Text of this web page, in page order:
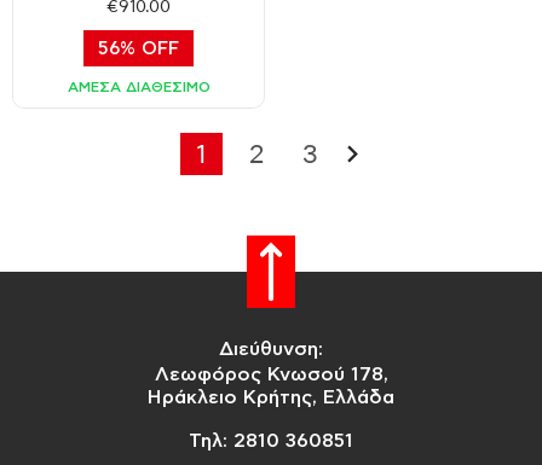
€910.00
56% OFF
ΑΜΕΣΑ ΔΙΑΘΕΣΙΜΟ
1 2 3
Διεύθυνση:
Λεωφόρος Κνωσού 178,
Ηράκλειο Κρήτης, Ελλάδα
Τηλ: 2810 360851